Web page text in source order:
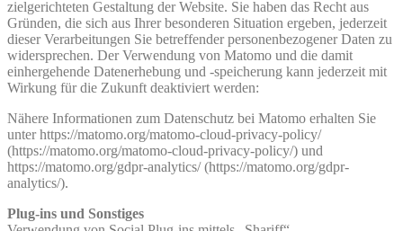
zielgerichteten Gestaltung der Website. Sie haben das Recht aus
Gründen, die sich aus Ihrer besonderen Situation ergeben, jederzeit
dieser Verarbeitungen Sie betreffender personenbezogener Daten zu
widersprechen. Der Verwendung von Matomo und die damit
einhergehende Datenerhebung und -speicherung kann jederzeit mit
Wirkung für die Zukunft deaktiviert werden:
Nähere Informationen zum Datenschutz bei Matomo erhalten Sie
unter https://matomo.org/matomo-cloud-privacy-policy/
(https://matomo.org/matomo-cloud-privacy-policy/) und
https://matomo.org/gdpr-analytics/ (https://matomo.org/gdpr-
analytics/).
Plug-ins und Sonstiges